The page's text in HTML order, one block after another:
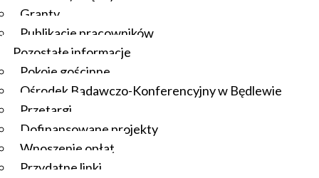
Granty
Publikacje pracowników
Pozostałe informacje
Pokoje gościnne
Ośrodek Badawczo-Konferencyjny w Będlewie
Przetargi
Dofinansowane projekty
Wnoszenie opłat
Przydatne linki